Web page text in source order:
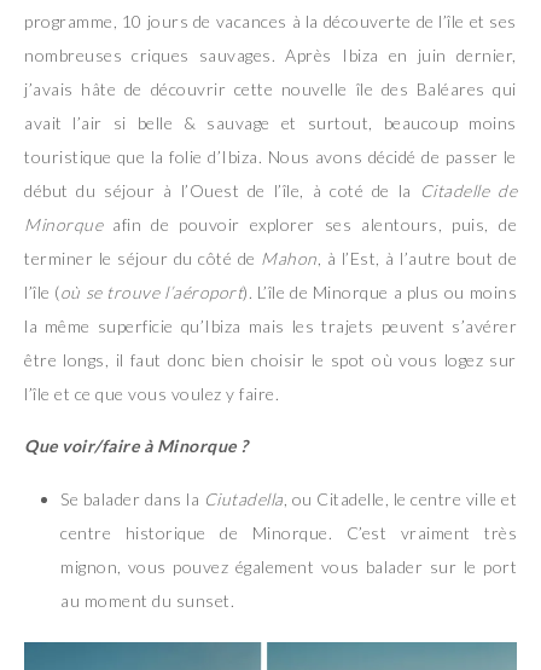
programme, 10 jours de vacances à la découverte de l’île et ses
nombreuses criques sauvages. Après Ibiza en juin dernier,
j’avais hâte de découvrir cette nouvelle île des Baléares qui
avait l’air si belle & sauvage et surtout, beaucoup moins
touristique que la folie d’Ibiza. Nous avons décidé de passer le
début du séjour à l’Ouest de l’île, à coté de la
Citadelle de
Minorqueafin de pouvoir explorer ses alentours, puis, de
terminer le séjour du côté de Mahon , à l’Est, à l’autre bout de
l’île (où se trouve l’aéroport). L’île de Minorque a plus ou moins
la même superficie qu’Ibiza mais les trajets peuvent s’avérer
être longs, il faut donc bien choisir le spot où vous logez sur
l’île et ce que vous voulez y faire.
Que voir/faire à Minorque ?
Se balader dans la Ciutadella , ou Citadelle, le centre ville et
centre historique de Minorque. C’est vraiment très
mignon, vous pouvez également vous balader sur le port
au moment du sunset.